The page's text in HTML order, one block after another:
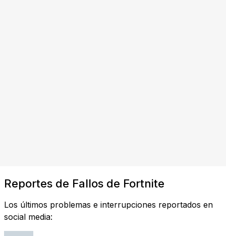
Reportes de Fallos de Fortnite
Los últimos problemas e interrupciones reportados en
social media: